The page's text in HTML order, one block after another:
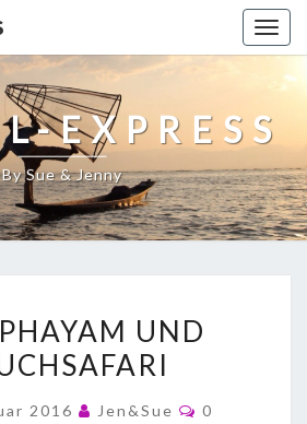
EXPRESS
By Sue & Jenny
UND
2016 Jen&Sue
0